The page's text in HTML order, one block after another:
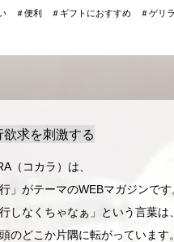
＃便利 ＃ギフトにおすすめ ＃ゲリ
求を刺激する
（コカラ）は、
行」がテーマのWEBマガジンです
行しなくちゃなぁ」という言葉は、
のどこか片隅に転がっています。